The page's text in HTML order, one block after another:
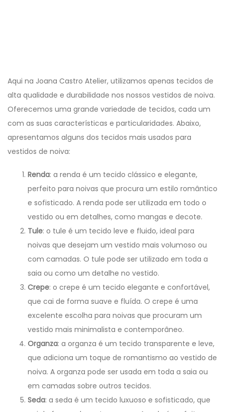
Aqui na Joana Castro Atelier, utilizamos apenas tecidos de
alta qualidade e durabilidade nos nossos vestidos de noiva.
Oferecemos uma grande variedade de tecidos, cada um
com as suas características e particularidades. Abaixo,
apresentamos alguns dos tecidos mais usados para
vestidos de noiva:
Renda: a renda é um tecido clássico e elegante,
perfeito para noivas que procura um estilo romântico
e sofisticado. A renda pode ser utilizada em todo o
vestido ou em detalhes, como mangas e decote.
Tule: o tule é um tecido leve e fluido, ideal para
noivas que desejam um vestido mais volumoso ou
com camadas. O tule pode ser utilizado em toda a
saia ou como um detalhe no vestido.
Crepe: o crepe é um tecido elegante e confortável,
que cai de forma suave e fluída. O crepe é uma
excelente escolha para noivas que procuram um
vestido mais minimalista e contemporâneo.
Organza: a organza é um tecido transparente e leve,
que adiciona um toque de romantismo ao vestido de
noiva. A organza pode ser usada em toda a saia ou
em camadas sobre outros tecidos.
Seda: a seda é um tecido luxuoso e sofisticado, que